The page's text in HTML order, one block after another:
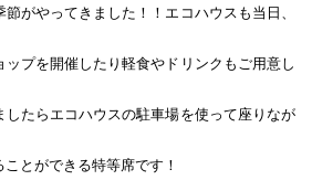
がやってきました！！エコハウスも当日、
プを開催したり軽食やドリンクもご用意し
たらエコハウスの駐車場を使って座りなが
とができる特等席です！